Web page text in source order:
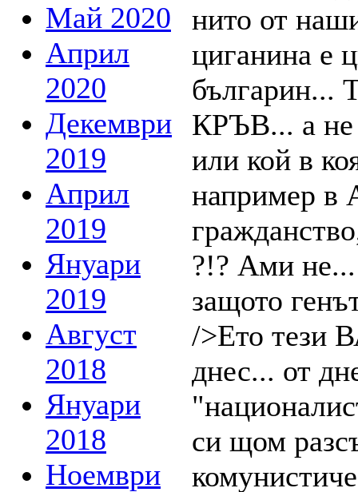
Май 2020
Април
2020
Декември
2019
Април
2019
Януари
2019
Август
2018
Януари
2018
Ноември